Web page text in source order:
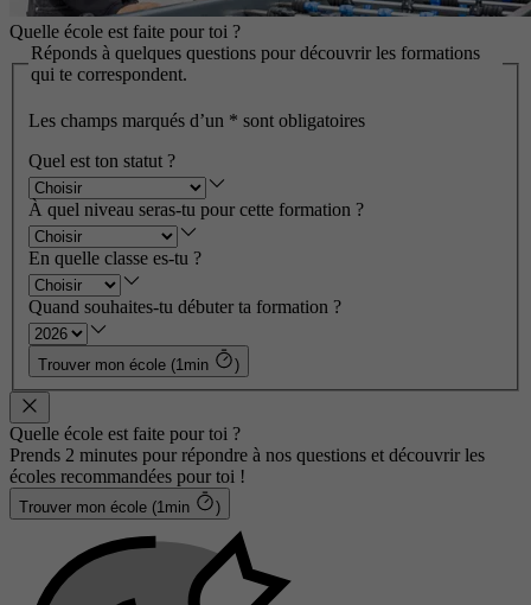
Quelle école est faite pour toi ?
Réponds à quelques questions pour découvrir les formations
qui te correspondent.
Les champs marqués d’un * sont obligatoires
Quel est ton statut ?
À quel niveau seras-tu pour cette formation ?
En quelle classe es-tu ?
Quand souhaites-tu débuter ta formation ?
Trouver mon école (1min )
Quelle école est faite pour toi ?
Prends 2 minutes pour répondre à nos questions et découvrir les
écoles recommandées pour toi !
Trouver mon école (1min )